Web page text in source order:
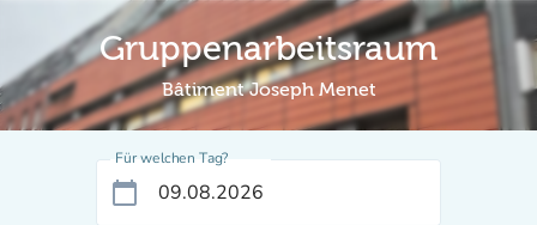
Gruppenarbeitsraum
Bâtiment Joseph Menet
Für welchen Tag?
calendar_today